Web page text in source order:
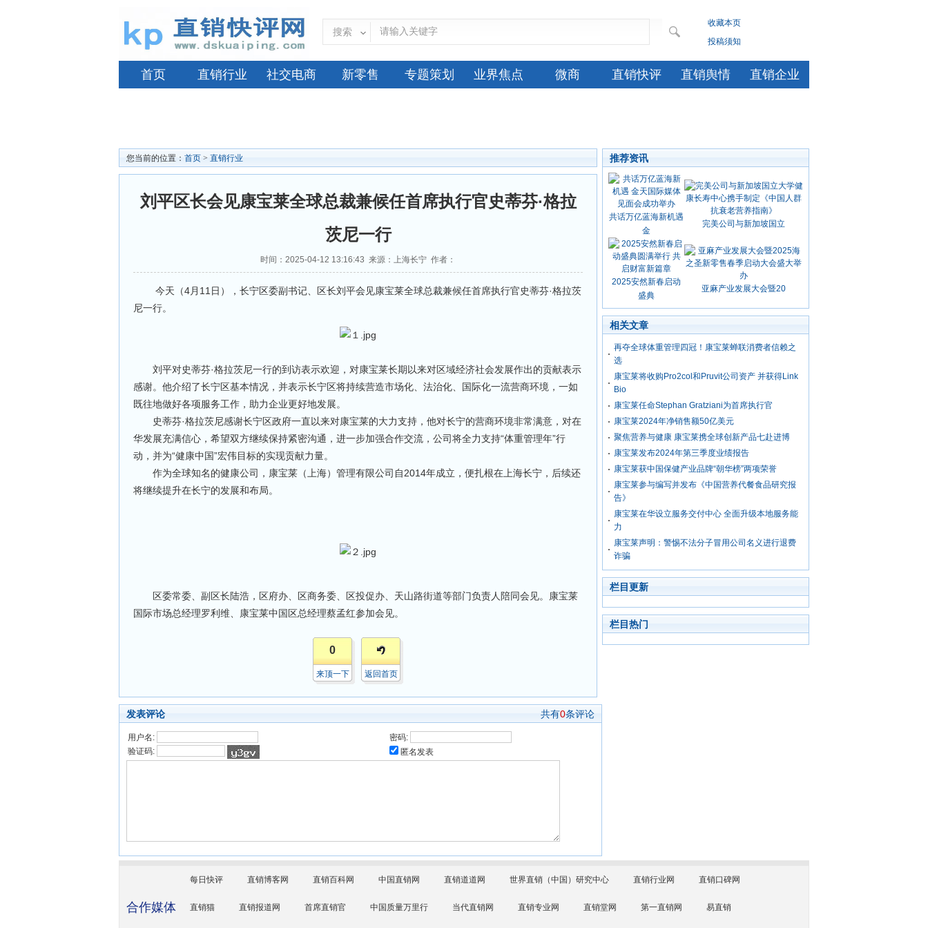
搜索
收藏本页
投稿须知
首页 直销行业 社交电商 新零售 专题策划 业界焦点 微商 直销快评 直销舆情 直销企业
您当前的位置： 首页 > 直销行业
刘平区长会见康宝莱全球总裁兼候任首席执行官史蒂芬·格拉
茨尼一行
时间：2025-04-12 13:16:43 来源：上海长宁 作者：
今天（4月11日），长宁区委副书记、区长刘平会见康宝莱全球总裁兼候任首席执行官史蒂芬·格拉茨
尼一行。
刘平对史蒂芬·格拉茨尼一行的到访表示欢迎，对康宝莱长期以来对区域经济社会发展作出的贡献表示
感谢。他介绍了长宁区基本情况，并表示长宁区将持续营造市场化、法治化、国际化一流营商环境，一如
既往地做好各项服务工作，助力企业更好地发展。
史蒂芬·格拉茨尼感谢长宁区政府一直以来对康宝莱的大力支持，他对长宁的营商环境非常满意，对在
华发展充满信心，希望双方继续保持紧密沟通，进一步加强合作交流，公司将全力支持“体重管理年”行
动，并为“健康中国”宏伟目标的实现贡献力量。
作为全球知名的健康公司，康宝莱（上海）管理有限公司自2014年成立，便扎根在上海长宁，后续还
将继续提升在长宁的发展和布局。
区委常委、副区长陆浩，区府办、区商务委、区投促办、天山路街道等部门负责人陪同会见。康宝莱
国际市场总经理罗利维、康宝莱中国区总经理蔡孟红参加会见。
0
来顶一下 返回首页
发表评论 共有0条评论
用户名:
密码:
验证码:
匿名发表
推荐资讯
共话万亿蓝海新机遇
金
完美公司与新加坡国立
2025安然新春启动
盛典
亚麻产业发展大会暨20
相关文章
再夺全球体重管理四冠！康宝莱蝉联消费者信赖之
选
康宝莱将收购Pro2col和Pruvit公司资产 并获得Link
Bio
康宝莱任命Stephan Gratziani为首席执行官
康宝莱2024年净销售额50亿美元
聚焦营养与健康 康宝莱携全球创新产品七赴进博
康宝莱发布2024年第三季度业绩报告
康宝莱获中国保健产业品牌“朝华榜”两项荣誉
康宝莱参与编写并发布《中国营养代餐食品研究报
告》
康宝莱在华设立服务交付中心 全面升级本地服务能
力
康宝莱声明：警惕不法分子冒用公司名义进行退费
诈骗
栏目更新
栏目热门
合作媒体
每日快评 直销博客网 直销百科网 中国直销网 直销道道网 世界直销（中国）研究中心 直销行业网 直销口碑网
直销猫 直销报道网 首席直销官 中国质量万里行 当代直销网 直销专业网 直销堂网 第一直销网 易直销